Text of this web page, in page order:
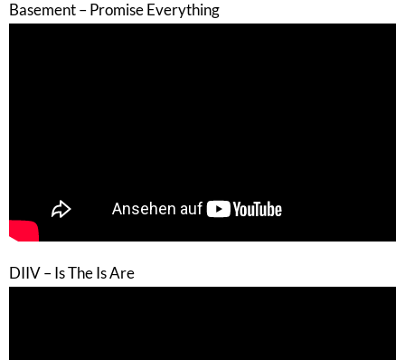
Basement – Promise Everything
DIIV – Is The Is Are